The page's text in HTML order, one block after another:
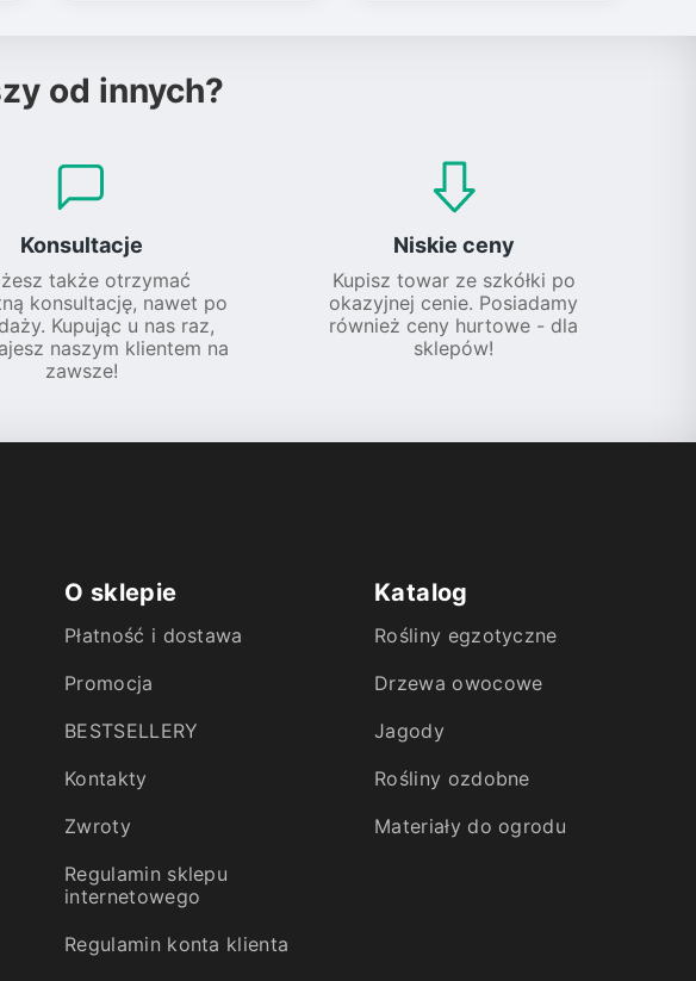
od innych?
Konsultacje
także otrzymać
konsultację, nawet po
Kupując u nas raz,
naszym klientem na
zawsze!
Niskie ceny
Kupisz towar ze szkółki po
okazyjnej cenie. Posiadamy
również ceny hurtowe - dla
sklepów!
O sklepie
Płatność i dostawa
Promocja
BESTSELLERY
Kontakty
Zwroty
Regulamin sklepu
internetowego
Regulamin konta klienta
Katalog
Rośliny egzotyczne
Drzewa owocowe
Jagody
Rośliny ozdobne
Materiały do ogrodu